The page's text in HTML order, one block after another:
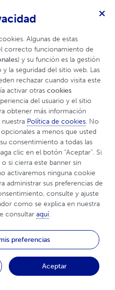
Algunas de estas
correcto funcionamiento de
) y su función es la gestión
la seguridad del sitio web. Las
rechazar cuando visita este
activar otras cookies
del usuario y el sitio
obtener más información
Política de cookies. No
a menos que usted
consentimiento a todas las
clic en el botón “Aceptar”. Si
si cierra este banner sin
activaremos ninguna cookie
administrar sus preferencias de
consulte y ajuste
como se explica en nuestra
consultar aquí.
preferencias
Aceptar